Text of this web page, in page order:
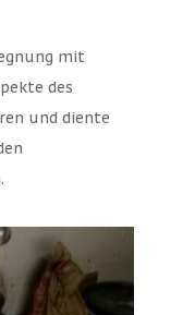
mit
des
und diente